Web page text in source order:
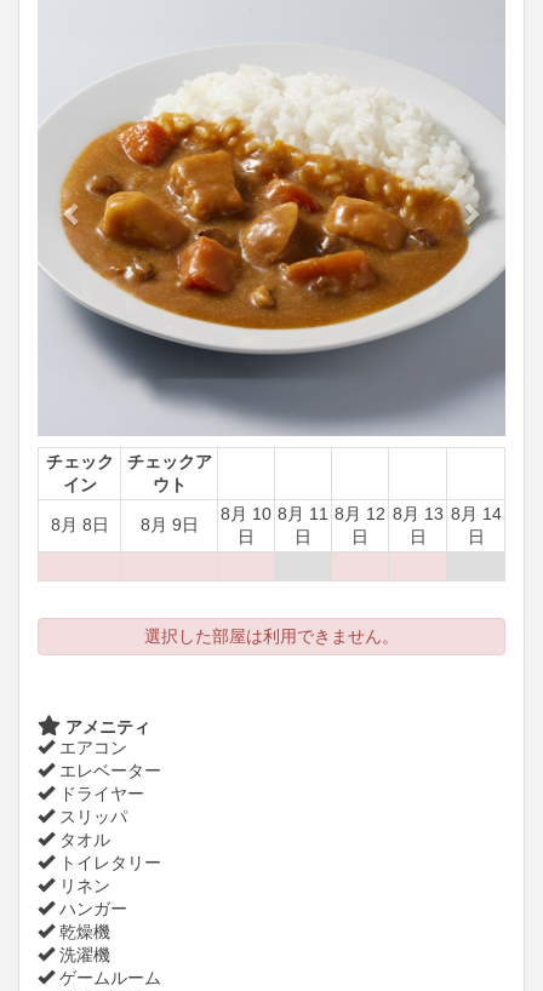
チェック
イン
チェックア
ウト
8月 8日 8月 9日
8月 10
日
8月 11
日
8月 12
日
8月 13
日
8月 14
日
選択した部屋は利用できません。
アメニティ
エアコン
エレベーター
ドライヤー
スリッパ
タオル
トイレタリー
リネン
ハンガー
乾燥機
洗濯機
ゲームルーム